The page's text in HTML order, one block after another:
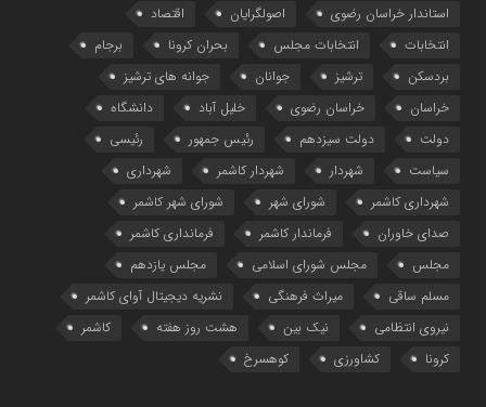
استاندار خراسان رضوی
اصولگرایان
اقتصاد
انتخابات
انتخابات مجلس بحران کرونا
برجام
بردسکن
ترشیز جوانان
جوانه های ترشیز
خراسان
خراسان رضوی خلیل آباد
دانشگاه
دولت
دولت سیزدهم رئیس جمهور
رئیسی
سیاست
شهردار شهردار کاشمر
شهرداری
شهرداری کاشمر
شورای شهر
شورای شهر کاشمر
صدای خاوران
فرماندار کاشمر
فرمانداری کاشمر
مجلس
مجلس شورای اسلامی
مجلس یازدهم
مسلم ساقی
میراث فرهنگی
نشریه دیجیتال آوای کاشمر
نیروی انتظامی
نیک بین هشت روز هفته
کاشمر
کرونا
کشاورزی کوهسرخ